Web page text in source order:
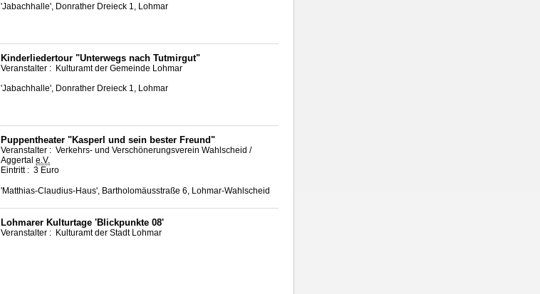
'Jabachhalle', Donrather Dreieck 1, Lohmar
Kinderliedertour "Unterwegs nach Tutmirgut"
Veranstalter : Kulturamt der Gemeinde Lohmar
'Jabachhalle', Donrather Dreieck 1, Lohmar
Puppentheater "Kasperl und sein bester Freund"
Veranstalter : Verkehrs- und Verschönerungsverein Wahlscheid /
Aggertal e.V.
Eintritt : 3 Euro
'Matthias-Claudius-Haus', Bartholomäusstraße 6, Lohmar-Wahlscheid
Lohmarer Kulturtage 'Blickpunkte 08'
Veranstalter : Kulturamt der Stadt Lohmar